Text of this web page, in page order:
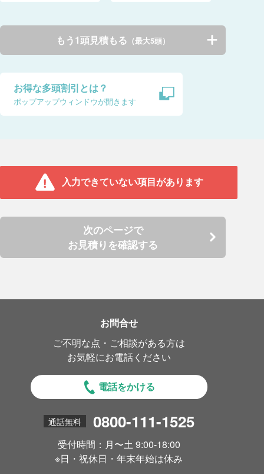
もう1頭見積もる （最大5頭）
お得な多頭割引とは？
ポップアップウィンドウが開きます
入力できていない項目があります
次のページで
お見積りを確認する
お問合せ
ご不明な点・ご相談がある方は
お気軽にお電話ください
電話をかける
通話無料 0800-111-1525
受付時間：月〜土 9:00-18:00
※日・祝休日・年末年始は休み